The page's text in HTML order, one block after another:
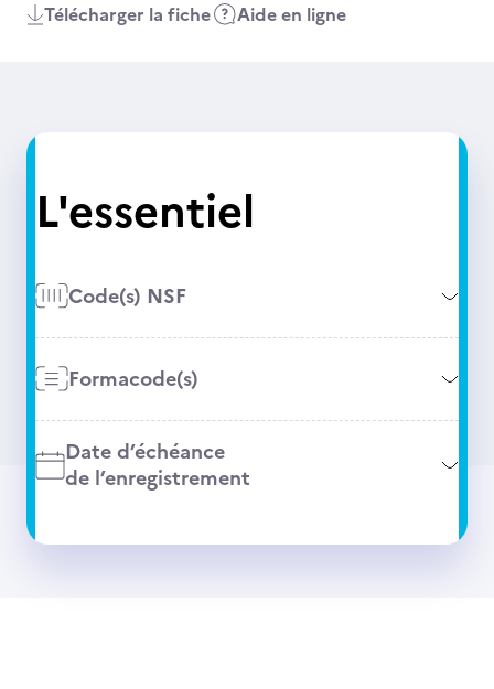
Télécharger la fiche Aide en ligne
L'essentiel
Code(s) NSF
Formacode(s)
Date d’échéance
de l’enregistrement